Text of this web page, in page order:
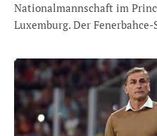
Nationalmannschaft im
Luxemburg. Der